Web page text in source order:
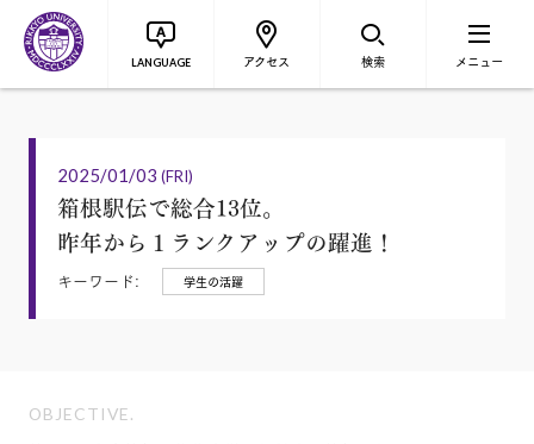
LANGUAGE アクセス 検索 メニュー
2025/01/03 (FRI)
箱根駅伝で総合13位。
昨年から１ランクアップの躍進！
キーワード: 学生の活躍
OBJECTIVE.